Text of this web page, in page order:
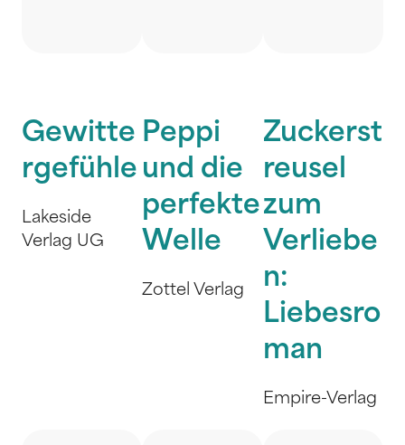
Gewitte
rgefühle
Lakeside
Verlag UG
Peppi
und die
perfekte
Welle
Zottel Verlag
Zuckerst
reusel
zum
Verliebe
n:
Liebesro
man
Empire-Verlag